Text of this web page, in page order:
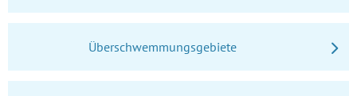
Überschwemmungsgebiete